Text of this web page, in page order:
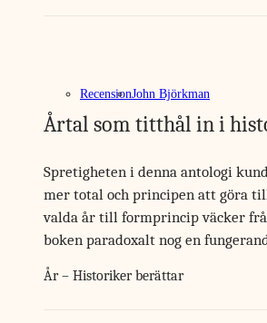
RecensionJohn Björkman
Årtal som titthål in i
Spretigheten i denna antologi
mer total och principen att göra
valda år till formprincip väcker
boken paradoxalt nog en
År – Historiker berättar